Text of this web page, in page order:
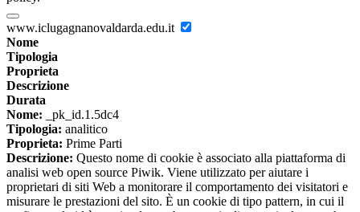
www.iclugagnanovaldarda.edu.it
Nome
Tipologia
Proprieta
Descrizione
Durata
Nome: _pk_id.1.5dc4
Tipologia: analitico
Proprieta: Prime Parti
Descrizione: Questo nome di cookie è associato alla piattaforma di
analisi web open source Piwik. Viene utilizzato per aiutare i
proprietari di siti Web a monitorare il comportamento dei visitatori e
misurare le prestazioni del sito. È un cookie di tipo pattern, in cui il